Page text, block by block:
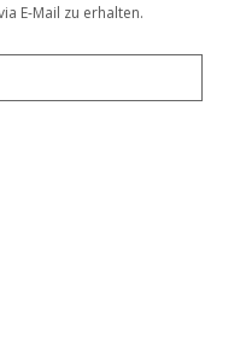
E-Mail zu erhalten.